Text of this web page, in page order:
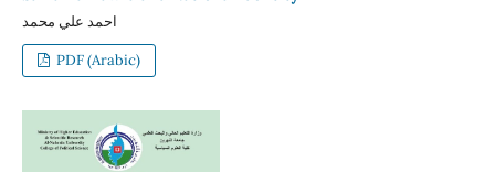
احمد علي محمد
PDF (Arabic)